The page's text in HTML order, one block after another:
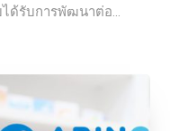
ด้รับการพัฒนาต่อ...